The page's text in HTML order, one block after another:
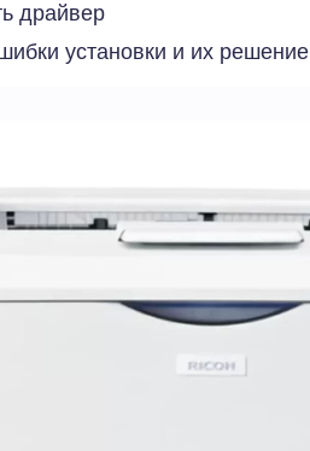
драйвер
установки и их решение